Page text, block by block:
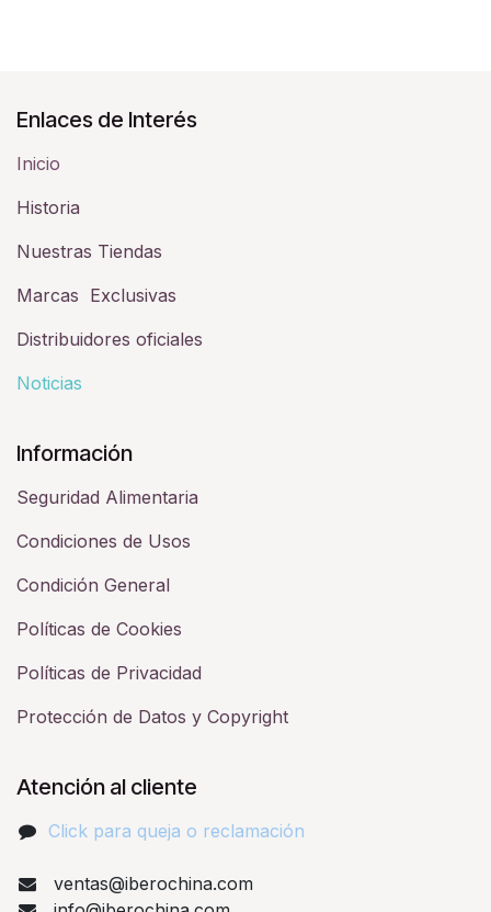
Enlaces de Interés
Inicio
Historia​
Nuestras Tiendas
Marcas Exclusivas
Distribuidores oficiales
Noticias
Información
Seguridad Alimentaria
Condiciones de Usos
Condición General
Políticas de Cookies
Políticas de Privacidad
Protección de Datos y Copyright
Atención al cliente
Click para queja o reclamación​
ventas@iberochina.com